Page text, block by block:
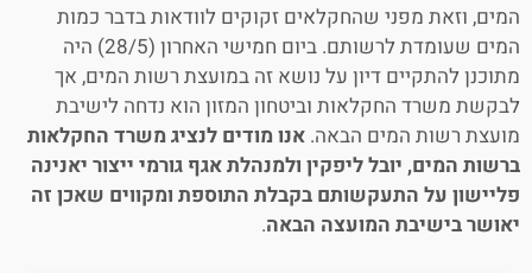
המים, וזאת מפני שהחקלאים זקוקים לוודאות בדבר כמות
המים שעומדת לרשותם. ביום חמישי האחרון (28/5) היה
מתוכנן להתקיים דיון על נושא זה במועצת רשות המים, אך
לבקשת משרד החקלאות וביטחון המזון הוא נדחה לישיבת
מועצת רשות המים הבאה. אנו מודים לנציג משרד החקלאות
ברשות המים, יובל ליפקין ולמנהלת אגף גורמי ייצור יאנינה
פליישון על התעקשותם בקבלת התוספת ומקווים שאכן זה
יאושר בישיבת המועצה הבאה.